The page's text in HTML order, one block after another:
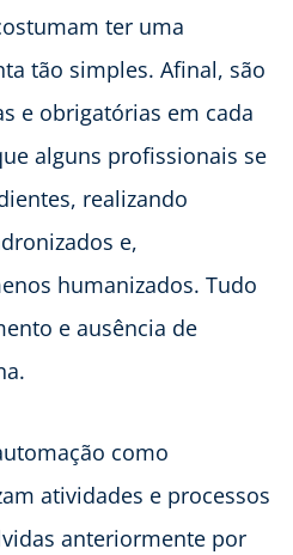
ter uma
tão simples. Afinal, são
e obrigatórias em cada
alguns profissionais se
realizando
e,
humanizados. Tudo
e ausência de
como
atividades e processos
anteriormente por